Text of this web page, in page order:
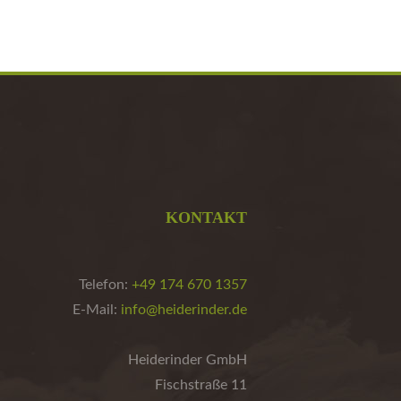
KONTAKT
Telefon: +49 174 670 1357
E-Mail: info@heiderinder.de
Heiderinder GmbH
Fischstraße 11